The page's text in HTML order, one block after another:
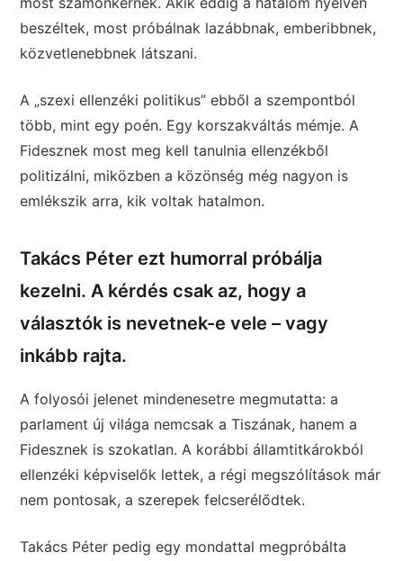
beszéltek, most próbálnak lazábbnak, emberibbnek,
közvetlenebbnek látszani.
A „szexi ellenzéki politikus” ebből a szempontból
több, mint egy poén. Egy korszakváltás mémje. A
Fidesznek most meg kell tanulnia ellenzékből
politizálni, miközben a közönség még nagyon is
emlékszik arra, kik voltak hatalmon.
Takács Péter ezt humorral próbálja
kezelni. A kérdés csak az, hogy a
választók is nevetnek-e vele – vagy
inkább rajta.
A folyosói jelenet mindenesetre megmutatta: a
parlament új világa nemcsak a Tiszának, hanem a
Fidesznek is szokatlan. A korábbi államtitkárokból
ellenzéki képviselők lettek, a régi megszólítások már
nem pontosak, a szerepek felcserélődtek.
Takács Péter pedig egy mondattal megpróbálta